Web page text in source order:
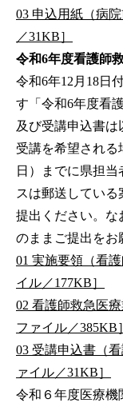
03 申込用紙（病
／31KB］
令和6年度看護師
令和6年12月18日
す「令和6年度看
及び受講申込書は
受講を希望される
日）までに県担
スは郵送してい
提出ください。な
のままご提出をお
01 実施要領（看
イル／177KB］
02 看護師救急医
ファイル／385KB］
03 受講申込書（
ァイル／31KB］
令和６年度医療機